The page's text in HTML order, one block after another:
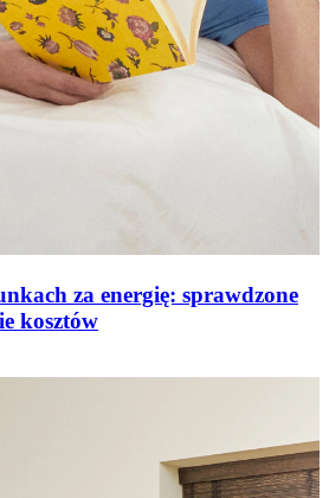
za energię: sprawdzone
kosztów